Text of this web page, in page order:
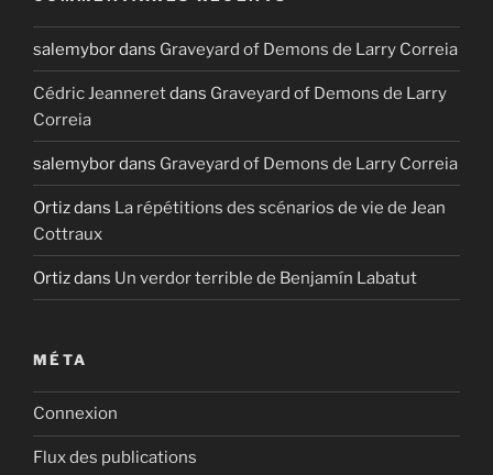
salemybordans Graveyard of Demons de Larry Correia
Cédric Jeanneretdans Graveyard of Demons de Larry
Correia
salemybordans Graveyard of Demons de Larry Correia
Ortizdans La répétitions des scénarios de vie de Jean
Cottraux
Ortizdans Un verdor terrible de Benjamín Labatut
MÉTA
Connexion
Flux des publications